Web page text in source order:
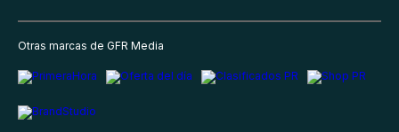
Otras marcas de GFR Media